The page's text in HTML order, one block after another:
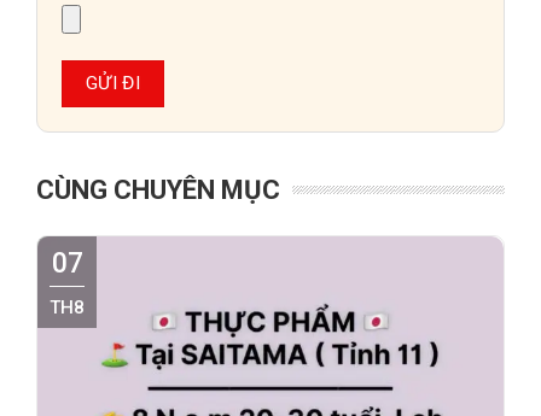
CÙNG CHUYÊN MỤC
07
TH8